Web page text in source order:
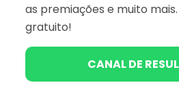
as premiações e muito
gratuito!
CANAL DE